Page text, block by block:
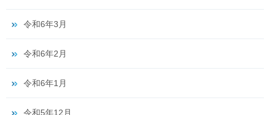
令和6年3月
令和6年2月
令和6年1月
令和5年12月